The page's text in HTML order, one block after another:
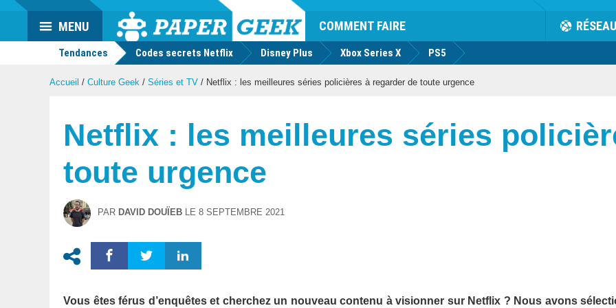
Actu
geek
COMMENT FAIRE RÉSEAU
MENU
Tendances Codes secrets Netflix Disney Plus Xbox Series X PS5
Accueil / Culture Geek / Séries et TV / Netflix : les meilleures séries policières à regarder de toute urgence
Netflix : les meilleures séries
toute urgence
PAR DAVID DOUÏEB LE 8 SEPTEMBRE 2021
Vous êtes férus d’enquêtes et cherchez un nouveau contenu à visionner sur Netflix ? Nous avons